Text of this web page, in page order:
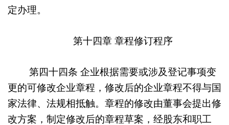
定办理。
第十四章 章程修订程序
第四十四条 企业根据需要或涉及登记事项变
更的可修改企业章程，修改后的企业章程不得与国
家法律、法规相抵触。章程的修改由董事会提出修
改方案，制定修改后的章程草案，经股东和职工